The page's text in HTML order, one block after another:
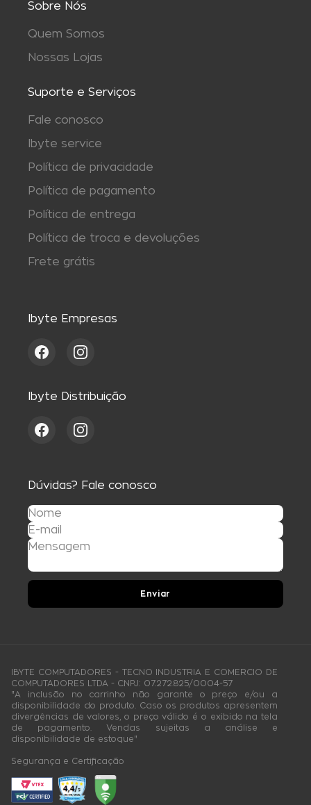
Sobre Nós
Quem Somos
Nossas Lojas
Suporte e Serviços
Fale conosco
Ibyte service
Política de privacidade
Política de pagamento
Política de entrega
Política de troca e devoluções
Frete grátis
Ibyte Empresas
Ibyte Distribuição
Dúvidas? Fale conosco
Enviar
IBYTE COMPUTADORES - TECNO INDUSTRIA E COMERCIO DE
COMPUTADORES LTDA - CNPJ: 07.272.825/0004-57
"A inclusão no carrinho não garante o preço e/ou a
disponibilidade do produto. Caso os produtos apresentem
divergências de valores, o preço válido é o exibido na tela
de pagamento. Vendas sujeitas a análise e
disponibilidade de estoque"
Segurança e Certificação